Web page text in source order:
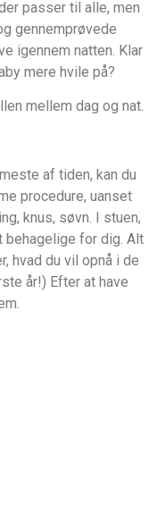
passer til alle, men
gennemprøvede
igennem natten. Klar
mere hvile på?
mellem dag og nat.
af tiden, kan du
procedure, uanset
knus, søvn. I stuen,
for dig. Alt
hvad du vil opnå i de
år!) Efter at have